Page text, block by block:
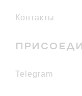
Контакты
telegram